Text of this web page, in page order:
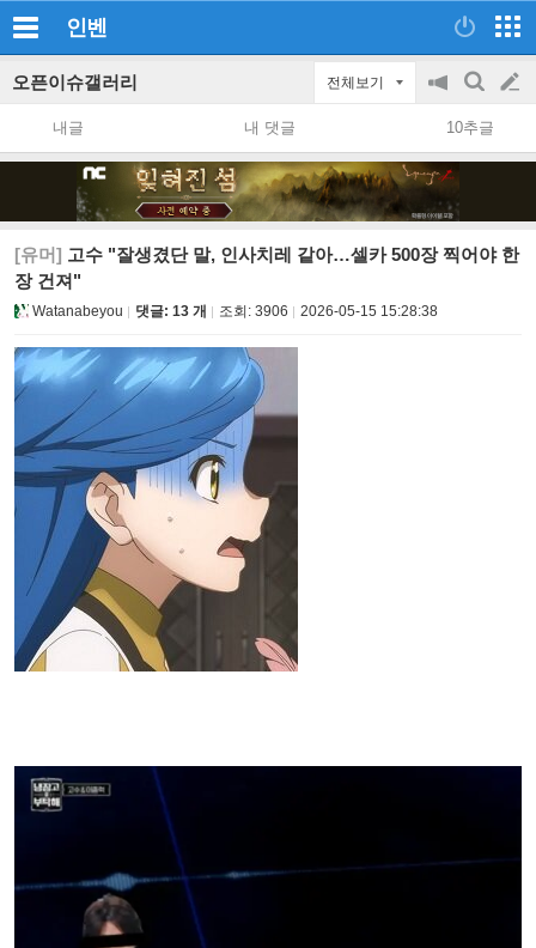
인벤
오픈이슈갤러리 전체보기
공
지
on/off
검
색
글
쓰
내글 내 댓글 10추글
[유머] 고수 "잘생겼단 말, 인사치레 같아…셀카 500장 찍어야 한
장 건져"
Watanabeyou 댓글: 13 개 조회: 3906 2026-05-15 15:28:38